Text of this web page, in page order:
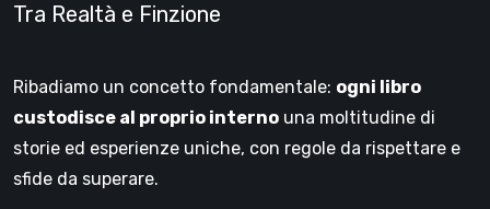
Tra Realtà e Finzione
Ribadiamo un concetto fondamentale: ogni libro
custodisce al proprio interno una moltitudine di
storie ed esperienze uniche, con regole da rispettare e
sfide da superare.